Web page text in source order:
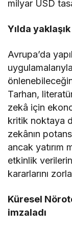
milyar USD
Yılda
Avrupa’da
Tarhan,
zekâ için
kritik noktaya
zekânın
ancak yatırım
etkinlik
kararlarını
Küresel
imzaladı